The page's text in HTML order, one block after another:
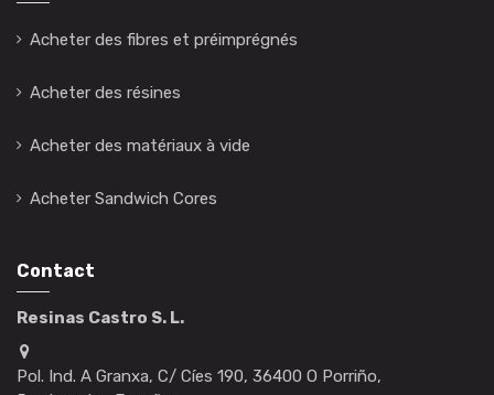
Acheter des fibres et préimprégnés
Acheter des résines
Acheter des matériaux à vide
Acheter Sandwich Cores
Contact
Resinas Castro S. L.
Pol. Ind. A Granxa, C/ Cíes 190, 36400 O Porriño,